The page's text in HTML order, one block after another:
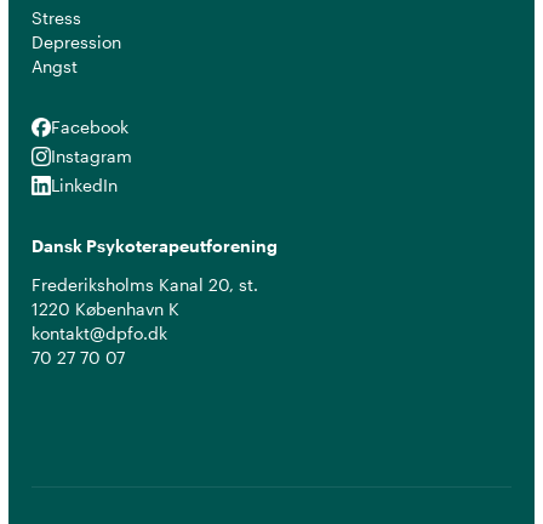
Stress
Depression
Angst
Facebook
Facebook
Instagram
Instagram
LinkedIn
LinkedIn
Dansk Psykoterapeutforening
Frederiksholms Kanal 20, st.
1220 København K
kontakt@dpfo.dk
70 27 70 07